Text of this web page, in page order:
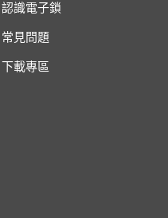
認識電子鎖
常見問題
下載專區